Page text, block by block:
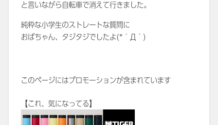
と言いながら自転車で消えて行きました。
純粋な小学生のストレートな質問に
おばちゃん、タジタジでしたよ(*´Д｀)
このページにはプロモーションが含まれています
【これ、気になってる】